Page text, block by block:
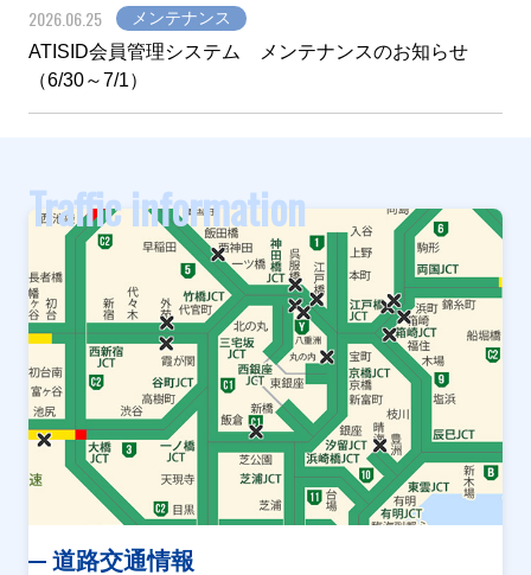
2026.06.25 メンテナンス
ATISID会員管理システム メンテナンスのお知らせ
（6/30～7/1）
Traffic information
道路交通情報